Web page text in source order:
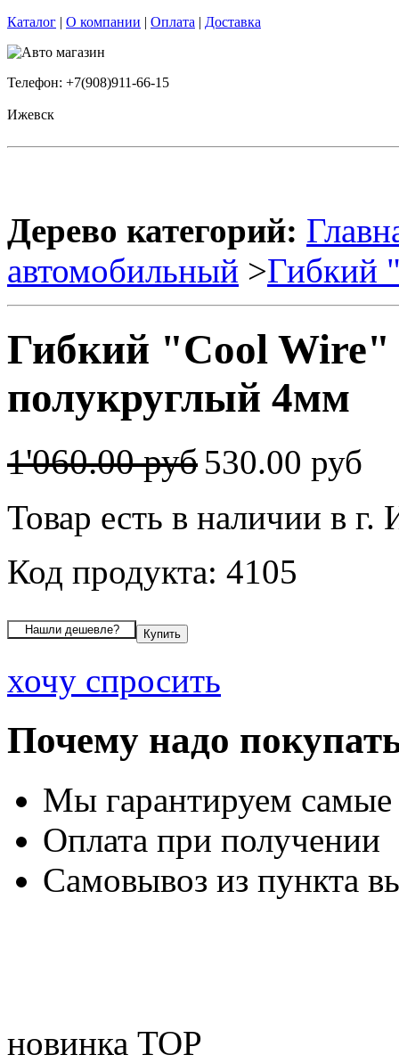
Каталог | О компании | Оплата | Доставка
Телефон: +7(908)911-66-15
Ижевск
Дерево категорий:
автомобильный >Гибкий
Гибкий "Cool Wire"
полукруглый 4мм
1'060.00 руб 530.00 руб
Товар есть в наличии в г.
Код продукта: 4105
хочу спросить
Почему надо
Мы гарантируем
Оплата при получении
Самовывоз из пункта
новинка TOP